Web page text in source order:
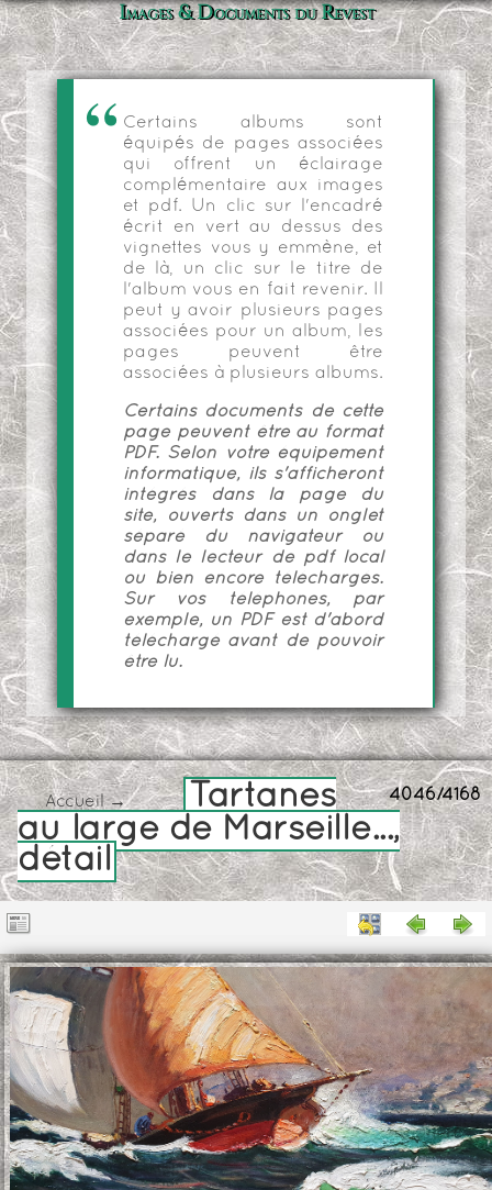
Images & Documents du Revest
Certains albums sont
équipés de pages associées
qui offrent un éclairage
complémentaire aux images
et pdf. Un clic sur l'encadré
écrit en vert au dessus des
vignettes vous y emmène, et
de là, un clic sur le titre de
l'album vous en fait revenir. Il
peut y avoir plusieurs pages
associées pour un album, les
pages peuvent être
associées à plusieurs albums.
Certains documents de cette
page peuvent être au format
PDF. Selon votre équipement
informatique, ils s'afficheront
intégrés dans la page du
site, ouverts dans un onglet
séparé du navigateur ou
dans le lecteur de pdf local
ou bien encore téléchargés.
Sur vos téléphones, par
exemple, un PDF est d'abord
téléchargé avant de pouvoir
être lu.
4046/4168
Accueil→
Tartanes
au large de Marseille...,
détail